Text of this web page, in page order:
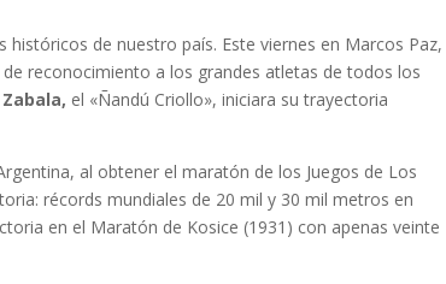
de nuestro país. Este viernes en Marcos Paz,
reconocimiento a los grandes atletas de todos los
el «Ñandú Criollo», iniciara su trayectoria
al obtener el maratón de los Juegos de Los
récords mundiales de 20 mil y 30 mil metros en
en el Maratón de Kosice (1931) con apenas veinte